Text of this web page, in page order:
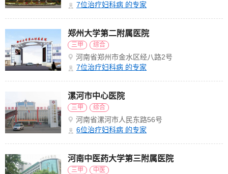
7位治疗妇科病 的专家
郑州大学第二附属医院
三甲 综合
河南省郑州市金水区经八路2号
7位治疗妇科病 的专家
漯河市中心医院
三甲 综合
河南省漯河市人民东路56号
6位治疗妇科病 的专家
河南中医药大学第三附属医院
三甲 中医